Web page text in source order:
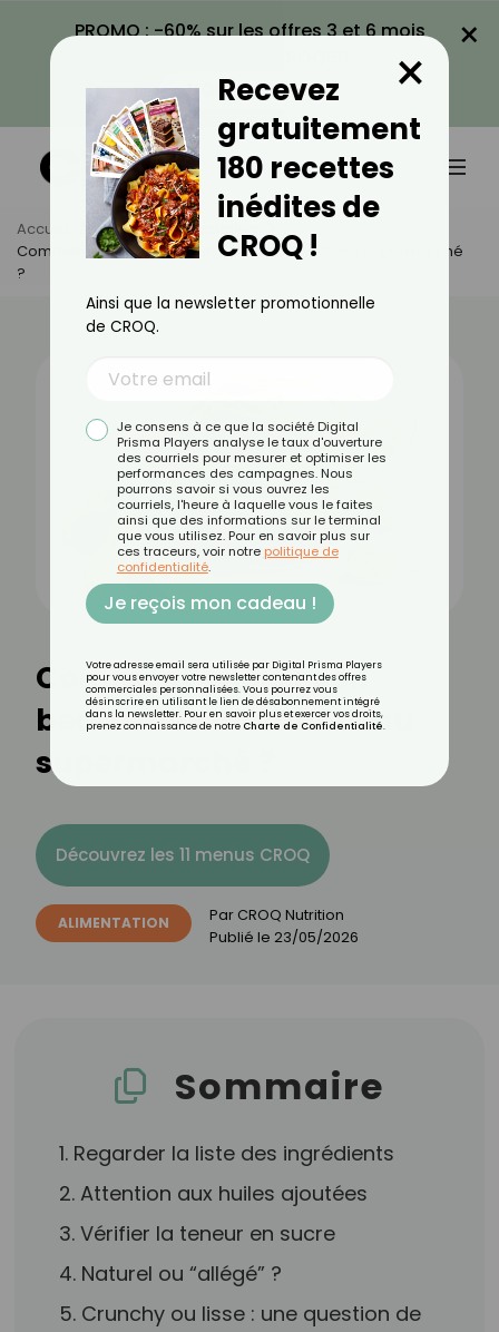
PROMO : -60% sur les offres 3 et 6 mois
VOIR LA PROMO
×
Accueil Actus
Alimentation
Comment Choisir Son Beurre De Cacahuète Au Supermarché
?
Comment choisir son
beurre de cacahuète au
supermarché ?
Découvrez les 11 menus CROQ
ALIMENTATION Par CROQ Nutrition
Publié le 23/05/2026
Sommaire
1. Regarder la liste des ingrédients
2. Attention aux huiles ajoutées
3. Vérifier la teneur en sucre
4. Naturel ou “allégé” ?
5. Crunchy ou lisse : une question de
Recevez
gratuitement
180 recettes
inédites de
CROQ !
×
Ainsi que la newsletter promotionnelle
de CROQ.
Je consens à ce que la société Digital
Prisma Players analyse le taux d'ouverture
des courriels pour mesurer et optimiser les
performances des campagnes. Nous
pourrons savoir si vous ouvrez les
courriels, l'heure à laquelle vous le faites
ainsi que des informations sur le terminal
que vous utilisez. Pour en savoir plus sur
ces traceurs, voir notre politique de
confidentialité.
Je reçois mon cadeau !
Votre adresse email sera utilisée par Digital Prisma Players
pour vous envoyer votre newsletter contenant des offres
commerciales personnalisées. Vous pourrez vous
désinscrire en utilisant le lien de désabonnement intégré
dans la newsletter. Pour en savoir plus et exercer vos droits,
prenez connaissance de notre Charte de Confidentialité.